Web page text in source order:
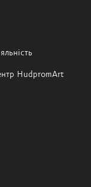
HudpromArt